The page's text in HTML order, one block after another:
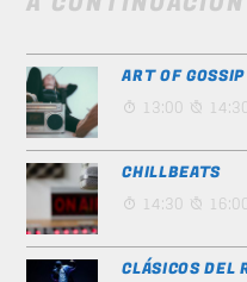
ART OF GOSSIP
13:00
CHILLBEATS
14:30
CLÁSICOS DEL